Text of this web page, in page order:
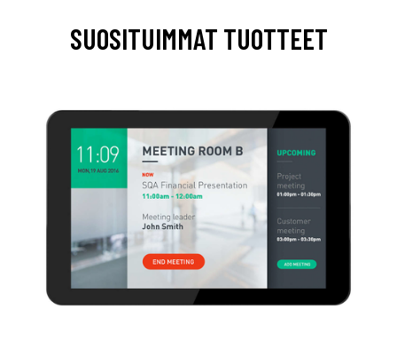
SUOSITUIMMAT TUOTTEET